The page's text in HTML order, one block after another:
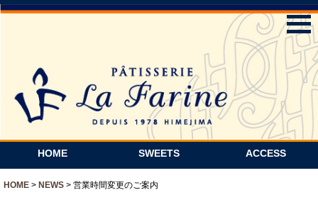
HOME SWEETS ACCESS
HOME > NEWS > 営業時間変更のご案内